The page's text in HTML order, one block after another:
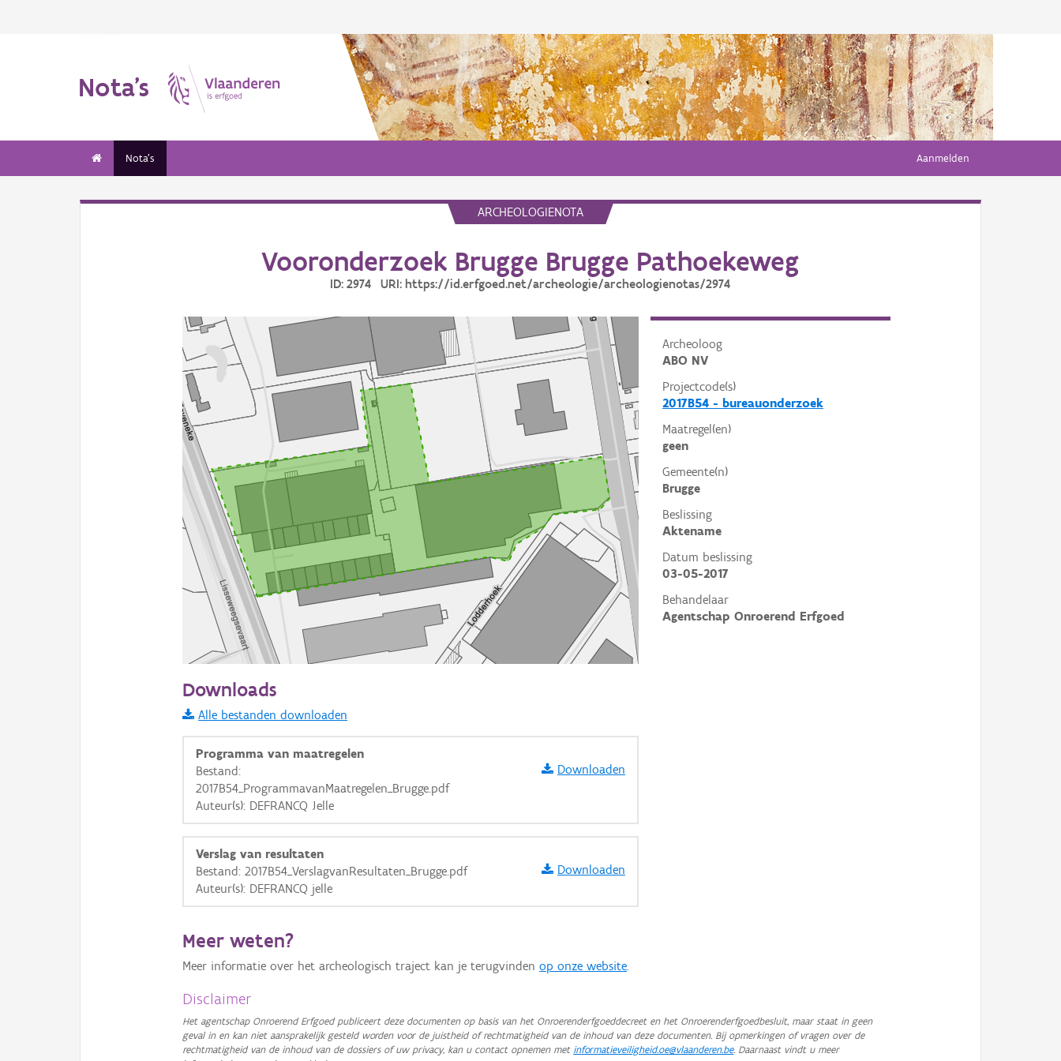
Nota's
Nota's Aanmelden
ARCHEOLOGIENOTA
Vooronderzoek Brugge Brugge Pathoekeweg
ID: 2974 URI: https://id.erfgoed.net/archeologie/archeologienotas/2974
Archeoloog
ABO NV
Projectcode(s)
2017B54 - bureauonderzoek
Maatregel(en)
geen
Gemeente(n)
Brugge
Beslissing
Aktename
Datum beslissing
03-05-2017
Behandelaar
Agentschap Onroerend Erfgoed
Informatie Vlaanderen
i
+ −
Basis Lagen
OSM-Basiskaart
Ortho
GRB-Basiskaart
GRB-Basiskaart in grijswaarden
Downloads
Alle bestanden downloaden
Programma van maatregelen
Bestand:
2017B54_ProgrammavanMaatregelen_Brugge.pdf
Auteur(s): DEFRANCQ Jelle
Downloaden
Verslag van resultaten
Bestand: 2017B54_VerslagvanResultaten_Brugge.pdf
Auteur(s): DEFRANCQ jelle
Downloaden
Meer weten?
Meer informatie over het archeologisch traject kan je terugvindenop onze website.
Disclaimer
Het agentschap Onroerend Erfgoed publiceert deze documenten op basis van het Onroerenderfgoeddecreet en het Onroerenderfgoedbesluit, maar staat in geen
geval in en kan niet aansprakelijk gesteld worden voor de juistheid of rechtmatigheid van de inhoud van deze documenten. Bij opmerkingen of vragen over de
rechtmatigheid van de inhoud van de dossiers of uw privacy, kan u contact opnemen met informatieveiligheid.oe@vlaanderen.be. Daarnaast vindt u meer